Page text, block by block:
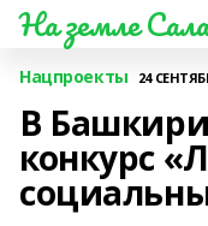
На земле
Нацпроекты 24
В
конкурс